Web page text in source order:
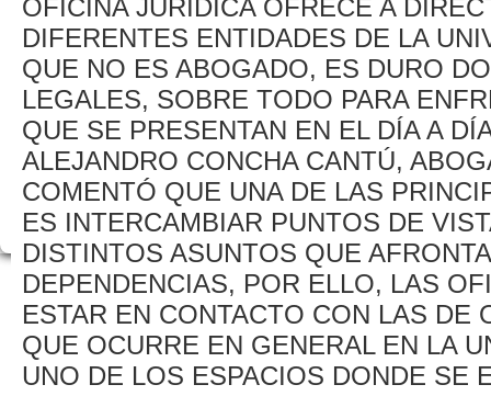
OFICINA JURÍDICA OFRECE A
DIFERENTES ENTIDADES DE LA
QUE NO ES ABOGADO, ES DURO
LEGALES, SOBRE TODO PARA
QUE SE PRESENTAN EN EL DÍA A
ALEJANDRO CONCHA CANTÚ,
COMENTÓ QUE UNA DE LAS
ES INTERCAMBIAR PUNTOS DE
DISTINTOS ASUNTOS QUE
DEPENDENCIAS, POR ELLO, LAS
ESTAR EN CONTACTO CON LAS DE
QUE OCURRE EN GENERAL EN LA
UNO DE LOS ESPACIOS DONDE SE